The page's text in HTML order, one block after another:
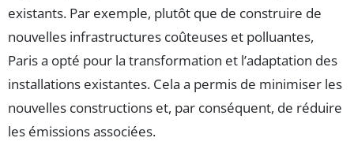
existants. Par exemple, plutôt que de construire de
nouvelles infrastructures coûteuses et polluantes,
Paris a opté pour la transformation et l’adaptation des
installations existantes. Cela a permis de minimiser les
nouvelles constructions et, par conséquent, de réduire
les émissions associées.